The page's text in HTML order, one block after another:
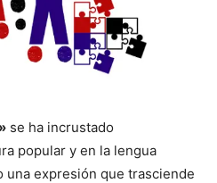
se ha incrustado
popular y en la lengua
una expresión que trasciende